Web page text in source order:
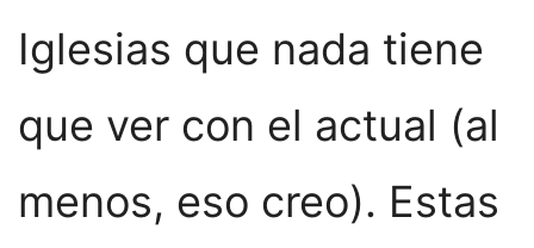
Iglesias que nada tiene
que ver con el actual (al
menos, eso creo). Estas